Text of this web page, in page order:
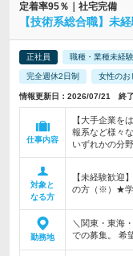
定着率95％｜社宅完備
【技術系総合職】未
正社員 職種・業種未経
完全週休2日制 女性のお
情報更新日：2026/07/21 終
仕事内容
【大手企業を
報系など様々
いずれかの分
対象と
なる方
【未経験歓迎
の方（※）★学
勤務地
＼関東・東海
での募集。 希